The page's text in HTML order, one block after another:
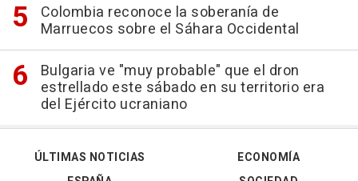
Colombia reconoce la soberanía de
Marruecos sobre el Sáhara Occidental
Bulgaria ve "muy probable" que el dron
estrellado este sábado en su territorio era
del Ejército ucraniano
ÚLTIMAS NOTICIAS
ECONOMÍA